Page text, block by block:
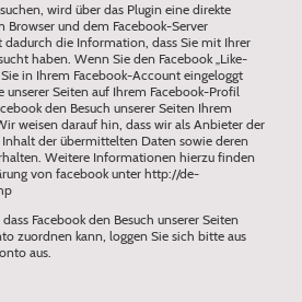
wird über das Plugin eine direkte
Browser und dem Facebook-Server
dadurch die Information, dass Sie mit Ihrer
haben. Wenn Sie den Facebook „Like-
in Ihrem Facebook-Account eingeloggt
unserer Seiten auf Ihrem Facebook-Profil
den Besuch unserer Seiten Ihrem
weisen darauf hin, dass wir als Anbieter der
der übermittelten Daten sowie deren
Weitere Informationen hierzu finden
von facebook unter http://de-
Facebook den Besuch unserer Seiten
zuordnen kann, loggen Sie sich bitte aus
aus.